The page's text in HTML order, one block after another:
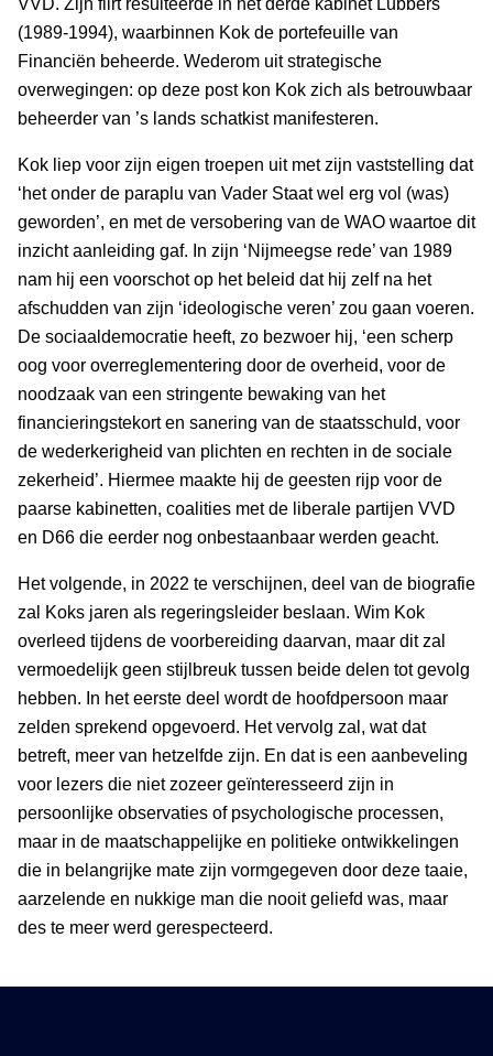
(1989-1994), waarbinnen Kok de portefeuille van
Financiën beheerde. Wederom uit strategische
overwegingen: op deze post kon Kok zich als betrouwbaar
beheerder van ’s lands schatkist manifesteren.
Kok liep voor zijn eigen troepen uit met zijn vaststelling dat
‘het onder de paraplu van Vader Staat wel erg vol (was)
geworden’, en met de versobering van de WAO waartoe dit
inzicht aanleiding gaf. In zijn ‘Nijmeegse rede’ van 1989
nam hij een voorschot op het beleid dat hij zelf na het
afschudden van zijn ‘ideologische veren’ zou gaan voeren.
De sociaaldemocratie heeft, zo bezwoer hij, ‘een scherp
oog voor overreglementering door de overheid, voor de
noodzaak van een stringente bewaking van het
financieringstekort en sanering van de staatsschuld, voor
de wederkerigheid van plichten en rechten in de sociale
zekerheid’. Hiermee maakte hij de geesten rijp voor de
paarse kabinetten, coalities met de liberale partijen VVD
en D66 die eerder nog onbestaanbaar werden geacht.
Het volgende, in 2022 te verschijnen, deel van de biografie
zal Koks jaren als regeringsleider beslaan. Wim Kok
overleed tijdens de voorbereiding daarvan, maar dit zal
vermoedelijk geen stijlbreuk tussen beide delen tot gevolg
hebben. In het eerste deel wordt de hoofdpersoon maar
zelden sprekend opgevoerd. Het vervolg zal, wat dat
betreft, meer van hetzelfde zijn. En dat is een aanbeveling
voor lezers die niet zozeer geïnteresseerd zijn in
persoonlijke observaties of psychologische processen,
maar in de maatschappelijke en politieke ontwikkelingen
die in belangrijke mate zijn vormgegeven door deze taaie,
aarzelende en nukkige man die nooit geliefd was, maar
des te meer werd gerespecteerd.